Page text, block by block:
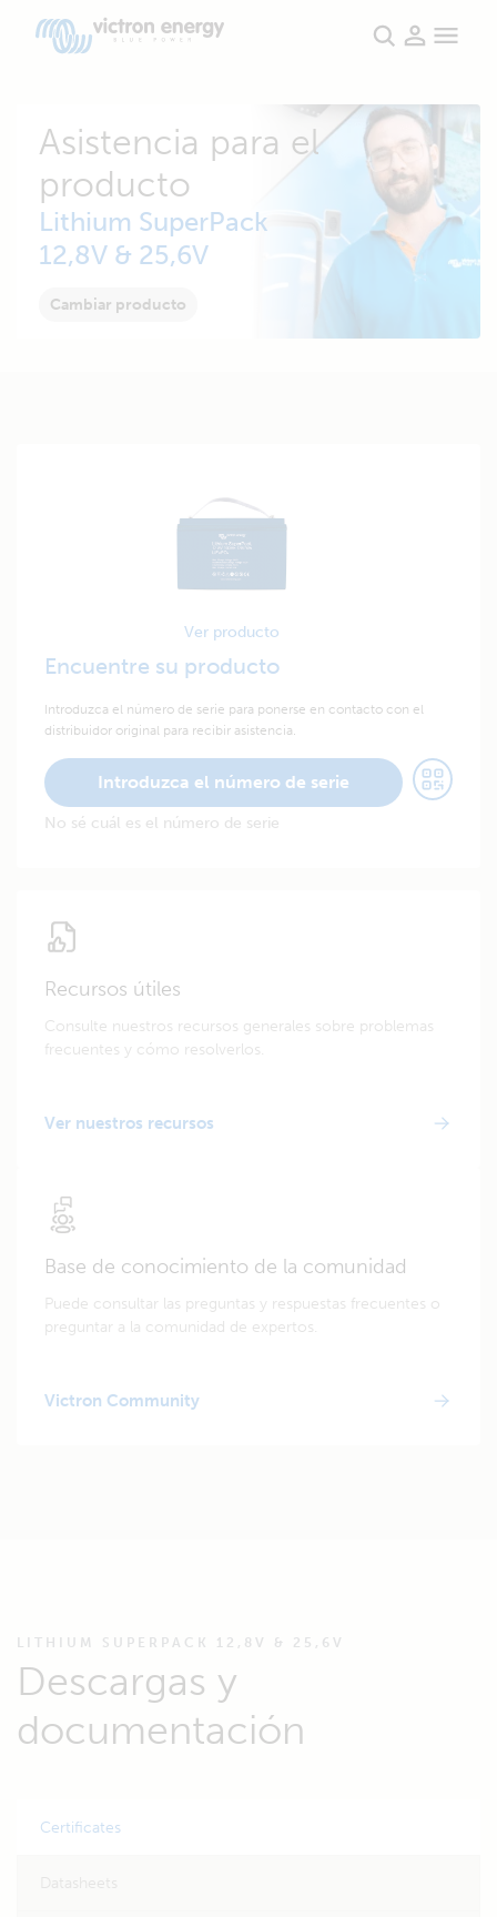
Asistencia para el
producto
Lithium SuperPack
12,8V & 25,6V
Cambiar producto
Ver producto
Encuentre su producto
Introduzca el número de serie para ponerse en contacto con el
distribuidor original para recibir asistencia.
Introduzca el número de serie
No sé cuál es el número de serie
Recursos útiles
Consulte nuestros recursos generales sobre problemas
frecuentes y cómo resolverlos.
Ver nuestros recursos
Base de conocimiento de la comunidad
Puede consultar las preguntas y respuestas frecuentes o
preguntar a la comunidad de expertos.
Victron Community
LITHIUM SUPERPACK 12,8V & 25,6V
Descargas y
documentación
Certificates